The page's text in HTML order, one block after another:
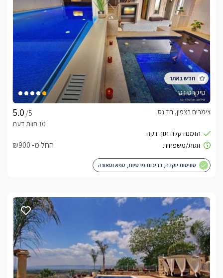
** אזור ירוק ללא אזעקות 5 דק' מהכנרת.
מתחם החוץ
במתחם החוץ המשותף תמצאו: בריכת שחיה בנויה של כ30 מטר,
בנוסף תמצאו, ערסלים ,פינות ברביקיו תאורת גן רומנטית מודרנית
להשלמת האווירה- וכל זה אל מול נוף קסום וחלומי.
בחורף
בימי החורף הקרים תוכלו להתפנק בבריכה המחוממת אל מול נוף
סאונה יבשה פרטית עומדת לשירותכם בכל סוויטה.
כלול באירוח
בחדר יחכה לכם בקבוק יין איכותי, בירות, משקאות אנרגיה, חלב ,
בנוסף תמצאו נעלי בית לשימושכם, סבונים, תמרוקים וחלוקי רחצה
סיקרט נס
/5
צימרים בצפון, חד נס
החל מ- ₪900
סוויטות יוקרה, בריכות פרטיות, ספא וסאונה